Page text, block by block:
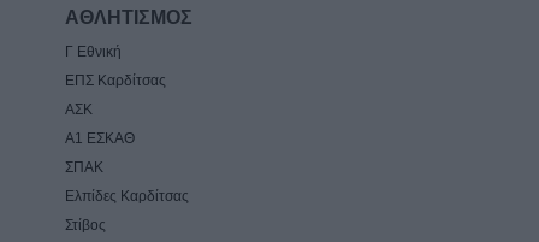
ΑΘΛΗΤΙΣΜΟΣ
Γ Εθνική
ΕΠΣ Καρδίτσας
ΑΣΚ
Α1 ΕΣΚΑΘ
ΣΠΑΚ
Ελπίδες Καρδίτσας
Στίβος